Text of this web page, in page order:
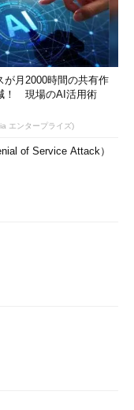
が月2000時間の共有作
！ 現場のAI活用術
エンタープライズ)
of Service Attack）